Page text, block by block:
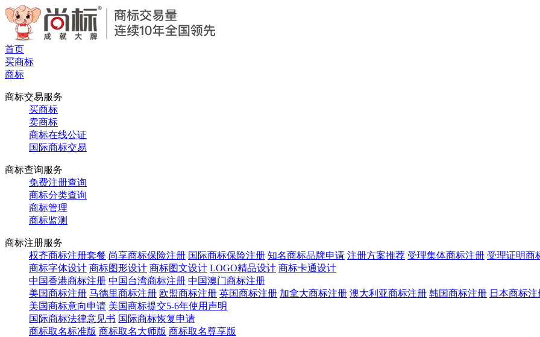
首页
买商标
商标
商标交易服务
买商标
卖商标
商标在线公证
国际商标交易
商标查询服务
免费注册查询
商标分类查询
商标管理
商标监测
商标注册服务
权齐商标注册套餐 尚享商标保险注册 国际商标保险注册 知名商标品牌申请 注册方案推荐 受理集体商标注册 受理证明商
商标字体设计 商标图形设计 商标图文设计 LOGO精品设计 商标卡通设计
中国香港商标注册 中国台湾商标注册 中国澳门商标注册
美国商标注册 马德里商标注册 欧盟商标注册 英国商标注册 加拿大商标注册 澳大利亚商标注册 韩国商标注册 日本商标注
美国商标意向申请 美国商标提交5-6年使用声明
国际商标法律意见书 国际商标恢复申请
商标取名标准版 商标取名大师版 商标取名尊享版